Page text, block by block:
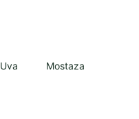
Uva Mostaza